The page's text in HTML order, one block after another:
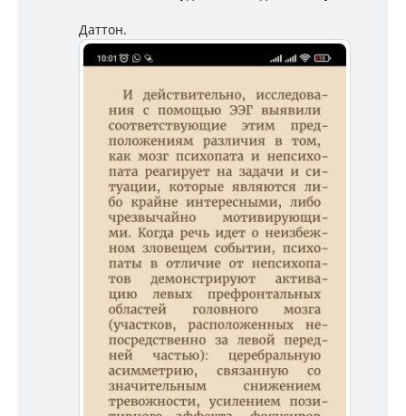
Даттон.